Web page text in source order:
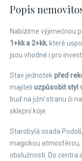
Popis
Nabízíme výjimečnou
1+kk a 2+kk, které
jsou vhodné i pro
Stav jednotek před
majiteli uzpůsobit styl
buď na jižní stranu či
sklepní kóje.
Starobylá osada
magickou
obslužností. Do centra